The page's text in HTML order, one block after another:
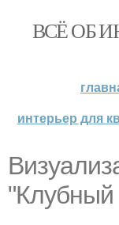
ВСЁ ОБ
интерьер для